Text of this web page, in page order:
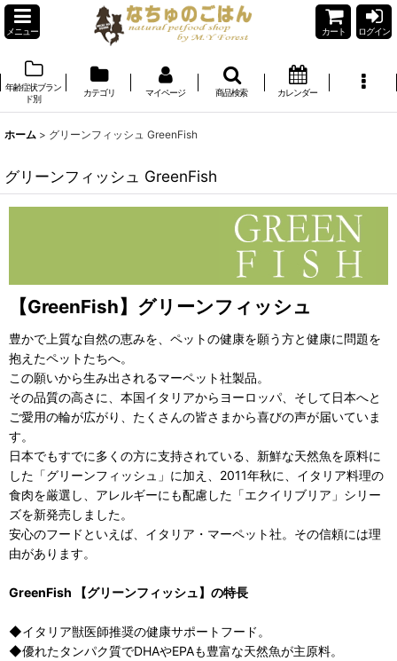
メニュー カート ログイン
年齢症状ブラン
ド別
カテゴリ マイページ 商品検索 カレンダー
ホーム > グリーンフィッシュ GreenFish
グリーンフィッシュ GreenFish
【GreenFish】グリーンフィッシュ
豊かで上質な自然の恵みを、ペットの健康を願う方と健康に問題を
抱えたペットたちへ。
この願いから生み出されるマーペット社製品。
その品質の高さに、本国イタリアからヨーロッパ、そして日本へと
ご愛用の輪が広がり、たくさんの皆さまから喜びの声が届いていま
す。
日本でもすでに多くの方に支持されている、新鮮な天然魚を原料に
した「グリーンフィッシュ」に加え、2011年秋に、イタリア料理の
食肉を厳選し、アレルギーにも配慮した「エクイリブリア」シリー
ズを新発売しました。
安心のフードといえば、イタリア・マーペット社。その信頼には理
由があります。
GreenFish 【グリーンフィッシュ】の特長
◆イタリア獣医師推奨の健康サポートフード。
◆優れたタンパク質でDHAやEPAも豊富な天然魚が主原料。